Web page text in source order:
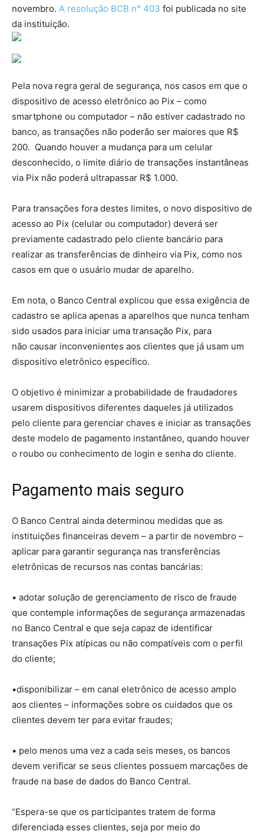
novembro. A resolução BCB n° 403 foi publicada no site
da instituição.
Pela nova regra geral de segurança, nos casos em que o
dispositivo de acesso eletrônico ao Pix – como
smartphone ou computador – não estiver cadastrado no
banco, as transações não poderão ser maiores que R$
200. Quando houver a mudança para um celular
desconhecido, o limite diário de transações instantâneas
via Pix não poderá ultrapassar R$ 1.000.
Para transações fora destes limites, o novo dispositivo de
acesso ao Pix (celular ou computador) deverá ser
previamente cadastrado pelo cliente bancário para
realizar as transferências de dinheiro via Pix, como nos
casos em que o usuário mudar de aparelho.
Em nota, o Banco Central explicou que essa exigência de
cadastro se aplica apenas a aparelhos que nunca tenham
sido usados para iniciar uma transação Pix, para
não causar inconvenientes aos clientes que já usam um
dispositivo eletrônico específico.
O objetivo é minimizar a probabilidade de fraudadores
usarem dispositivos diferentes daqueles já utilizados
pelo cliente para gerenciar chaves e iniciar as transações
deste modelo de pagamento instantâneo, quando houver
o roubo ou conhecimento de login e senha do cliente.
Pagamento mais seguro
O Banco Central ainda determinou medidas que as
instituições financeiras devem – a partir de novembro –
aplicar para garantir segurança nas transferências
eletrônicas de recursos nas contas bancárias:
• adotar solução de gerenciamento de risco de fraude
que contemple informações de segurança armazenadas
no Banco Central e que seja capaz de identificar
transações Pix atípicas ou não compatíveis com o perfil
do cliente;
•disponibilizar – em canal eletrônico de acesso amplo
aos clientes – informações sobre os cuidados que os
clientes devem ter para evitar fraudes;
• pelo menos uma vez a cada seis meses, os bancos
devem verificar se seus clientes possuem marcações de
fraude na base de dados do Banco Central.
“Espera-se que os participantes tratem de forma
diferenciada esses clientes, seja por meio do